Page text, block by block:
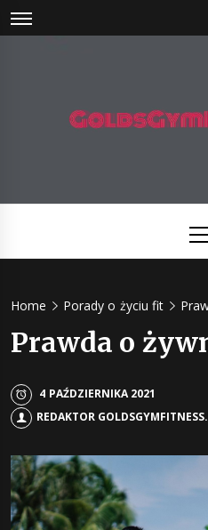
Skip
to
Home Porady o życiu fit
Prawda o
4 PAŹDZIERNIKA 2021
REDAKTOR